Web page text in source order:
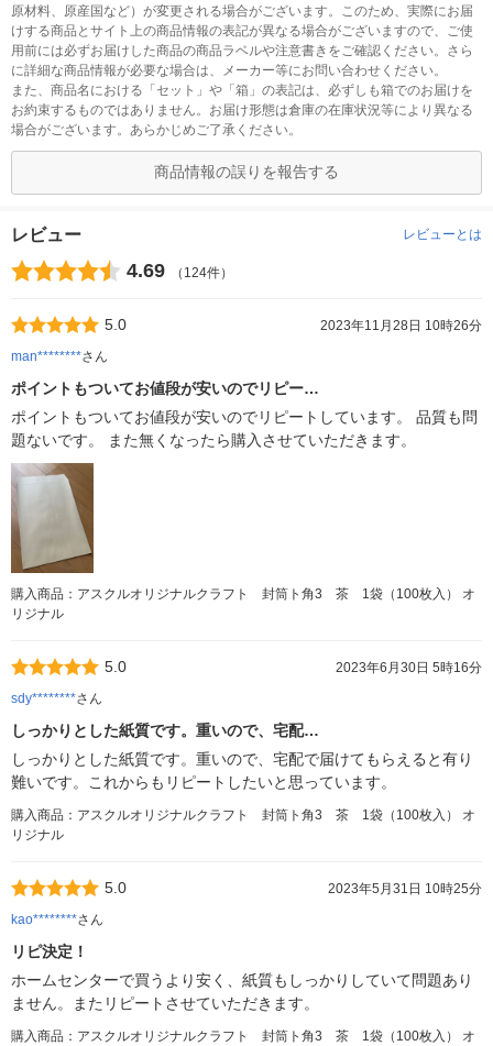
原材料、原産国など）が変更される場合がございます。このため、実際にお届
けする商品とサイト上の商品情報の表記が異なる場合がございますので、ご使
用前には必ずお届けした商品の商品ラベルや注意書きをご確認ください。さら
に詳細な商品情報が必要な場合は、メーカー等にお問い合わせください。
また、商品名における「セット」や「箱」の表記は、必ずしも箱でのお届けを
お約束するものではありません。お届け形態は倉庫の在庫状況等により異なる
場合がございます。あらかじめご了承ください。
商品情報の誤りを報告する
レビュー レビューとは
4.69 （124件）
5.0
2023年11月28日 10時26分
man********さん
ポイントもついてお値段が安いのでリピー…
ポイントもついてお値段が安いのでリピートしています。 品質も問
題ないです。 また無くなったら購入させていただきます。
購入商品：アスクルオリジナルクラフト 封筒ト角3 茶 1袋（100枚入） オ
リジナル
5.0
2023年6月30日 5時16分
sdy********さん
しっかりとした紙質です。重いので、宅配…
しっかりとした紙質です。重いので、宅配で届けてもらえると有り
難いです。これからもリピートしたいと思っています。
購入商品：アスクルオリジナルクラフト 封筒ト角3 茶 1袋（100枚入） オ
リジナル
5.0
2023年5月31日 10時25分
kao********さん
リピ決定！
ホームセンターで買うより安く、紙質もしっかりしていて問題あり
ません。またリピートさせていただきます。
購入商品：アスクルオリジナルクラフト 封筒ト角3 茶 1袋（100枚入） オ